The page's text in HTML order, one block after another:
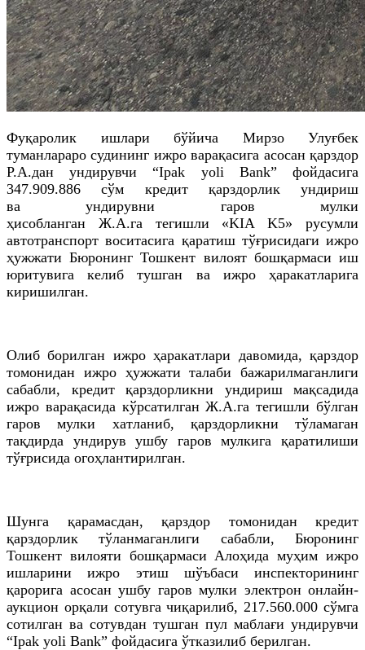
Фуқаролик ишлари бўйича Мирзо Улуғбек
туманлараро судининг ижро варақасига асосан қарздор
Р.А.дан ундирувчи “Ipak yoli Bank” фойдасига
347.909.886 сўм кредит қарздорлик ундириш
ваундирувни гаров мулки
ҳисобланган Ж.А.га тегишли «KIA K5» русумли
автотранспорт воситасига қаратиш тўғрисидаги ижро
ҳужжати Бюронинг Тошкент вилоят бошқармаси иш
юритувига келиб тушган ва ижро ҳаракатларига
киришилган.
Олиб борилган ижро ҳаракатлари давомида, қарздор
томонидан ижро ҳужжати талаби бажарилмаганлиги
сабабли, кредит қарздорликни ундириш мақсадида
ижро варақасида кўрсатилганЖ.А.га тегишли бўлган
гаров мулки хатланиб, қарздорликни тўламаган
тақдирда ундирув ушбу гаров мулкига қаратилиши
тўғрисида огоҳлантирилган.
Шунга қарамасдан, қарздор томонидан кредит
қарздорлик тўланмаганлиги сабабли, Бюронинг
Тошкент вилояти бошқармаси Алоҳида муҳим ижро
ишларини ижро этиш шўъбаси инспекторининг
қарорига асосан ушбу гаров мулки электрон онлайн-
аукцион орқали сотувга чиқарилиб, 217.560.000 сўмга
сотилган ва сотувдан тушган пул маблағи ундирувчи
“Ipak yoli Bank” фойдасига ўтказилиб берилган.